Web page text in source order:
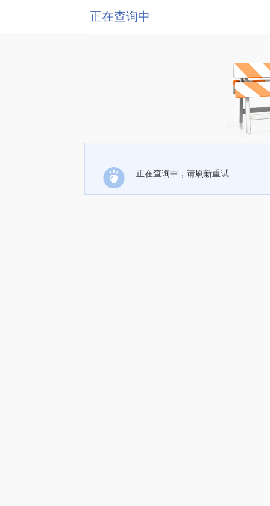
正在查询中
正在查询中，请刷新重试